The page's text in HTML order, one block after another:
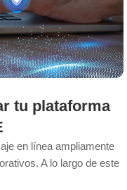
tu plataforma
en línea ampliamente
A lo largo de este